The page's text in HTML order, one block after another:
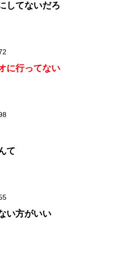
してないだろ
に行ってない
て
い方がいい